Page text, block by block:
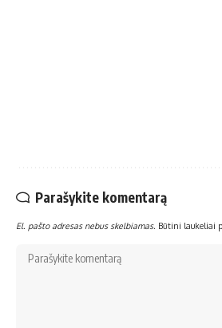
Parašykite komentarą
El. pašto adresas nebus skelbiamas. Būtini laukeliai